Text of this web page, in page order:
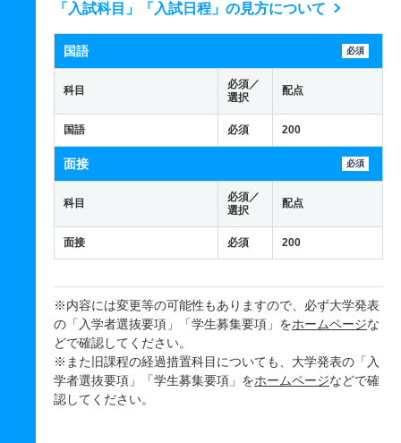
「入試科目」「入試日程」の見方について
国語 必須
科目
必須／
選択
配点
国語 必須 200
面接 必須
科目
必須／
選択
配点
面接 必須 200
※内容には変更等の可能性もありますので、必ず大学発表
の「入学者選抜要項」「学生募集要項」をホームページな
どで確認してください。
※また旧課程の経過措置科目についても、大学発表の「入
学者選抜要項」「学生募集要項」をホームページなどで確
認してください。